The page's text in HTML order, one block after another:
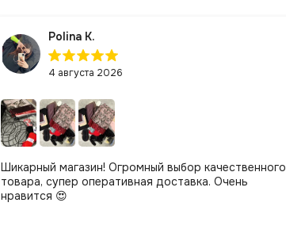
Polina K.
4 августа 2026
Шикарный магазин! Огромный выбор качественного
товара, супер оперативная доставка. Очень
нравится 😍